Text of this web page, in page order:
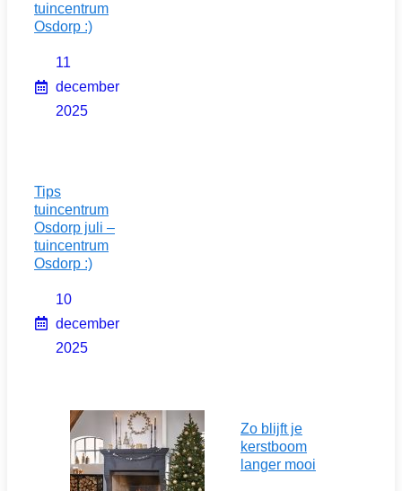
tuincentrum
Osdorp :)
11
december
2025
Tips
tuincentrum
Osdorp juli –
tuincentrum
Osdorp :)
10
december
2025
Zo blijft je
kerstboom
langer mooi